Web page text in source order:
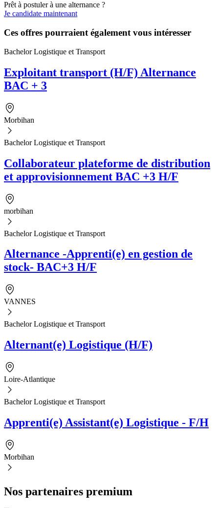
Prêt à postuler à une alternance ?
Je candidate maintenant
Ces offres pourraient également vous intéresser
Bachelor Logistique et Transport
Exploitant transport (H/F) Alternance
BAC + 3
Morbihan
Bachelor Logistique et Transport
Collaborateur plateforme de distribution
et approvisionnement BAC +3 H/F
morbihan
Bachelor Logistique et Transport
Alternance -Apprenti(e) en gestion de
stock- BAC+3 H/F
VANNES
Bachelor Logistique et Transport
Alternant(e) Logistique (H/F)
Loire-Atlantique
Bachelor Logistique et Transport
Apprenti(e) Assistant(e) Logistique - F/H
Morbihan
Nos partenaires premium